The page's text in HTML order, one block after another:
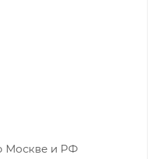
Москве и РФ